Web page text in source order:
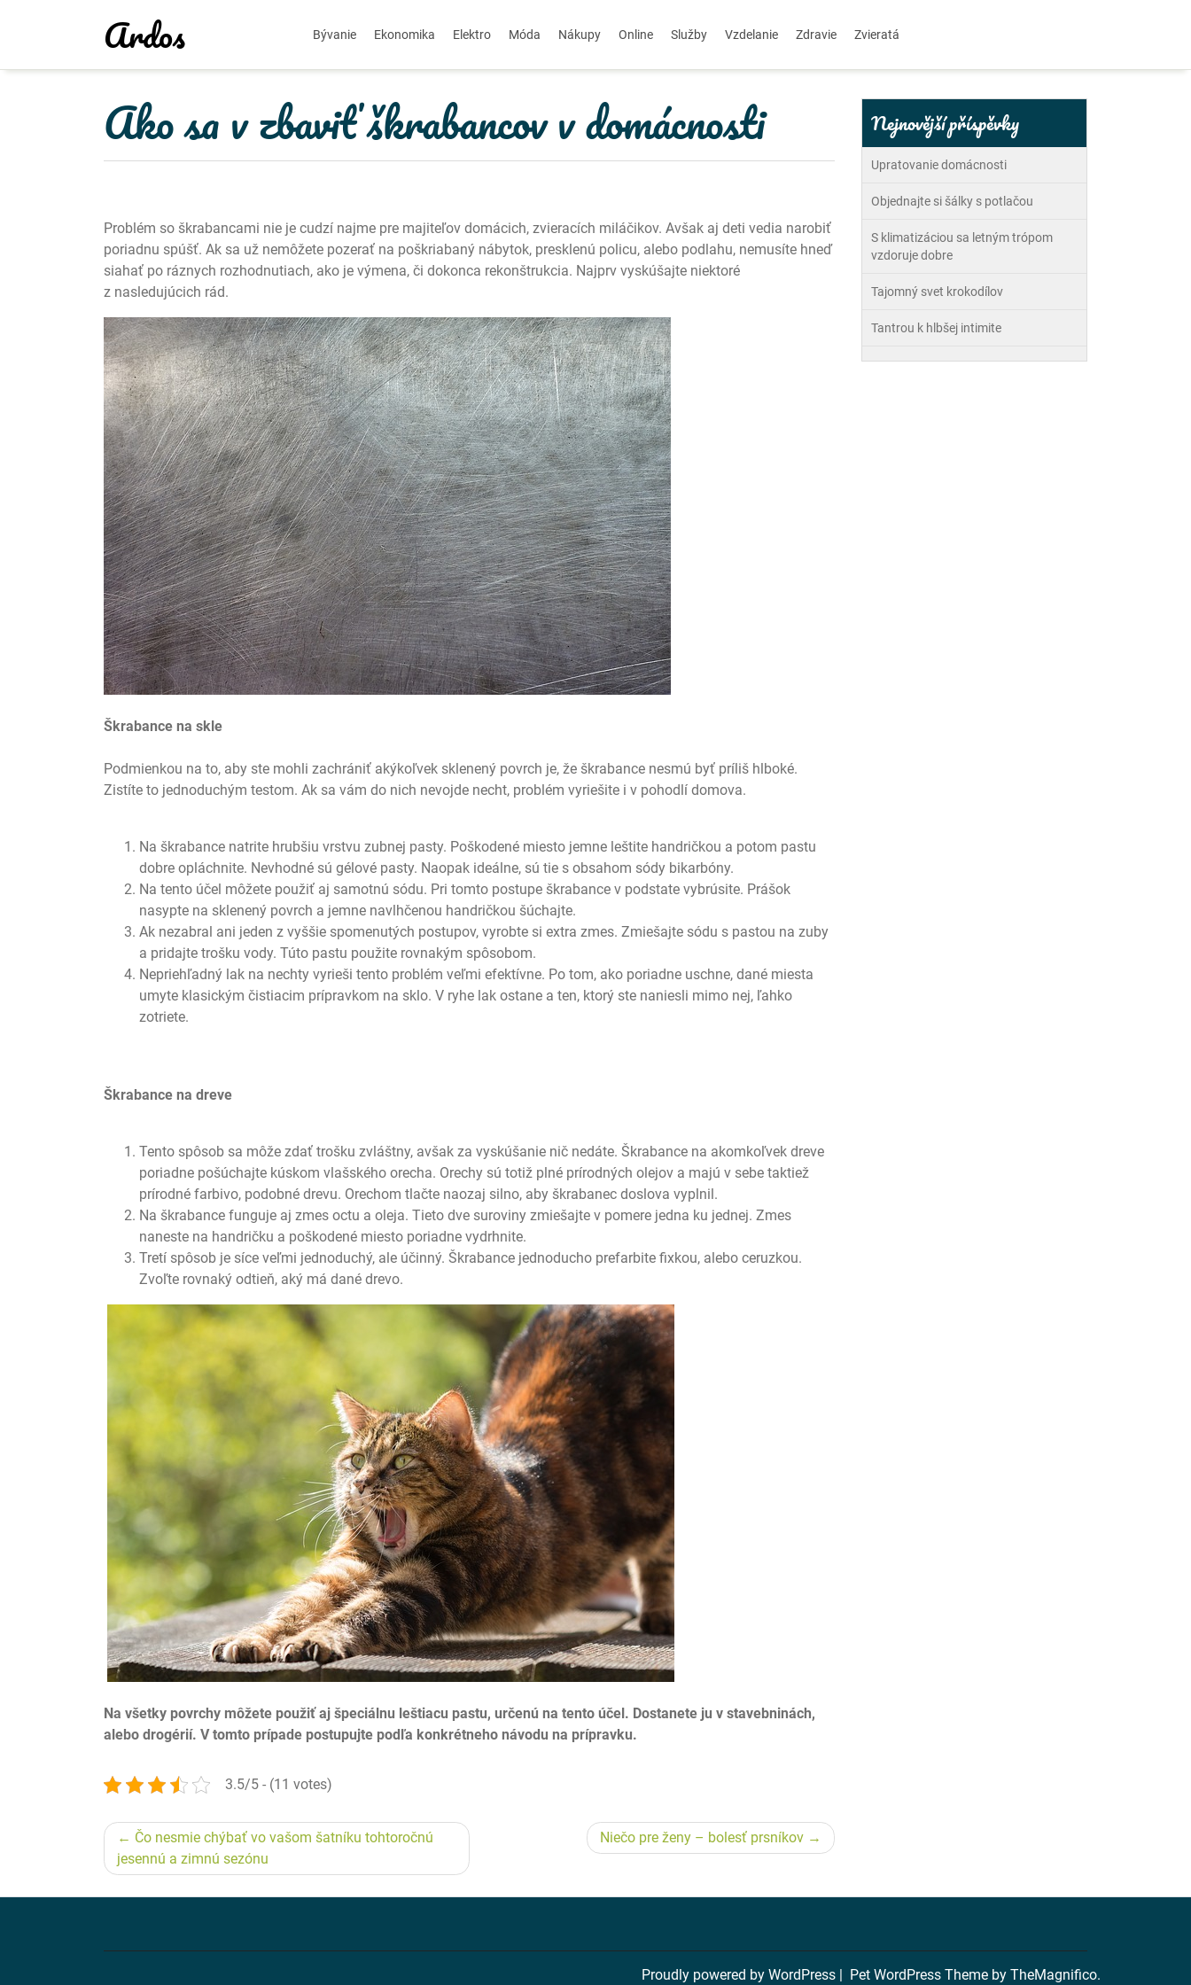
Ardos Bývanie Ekonomika Elektro Móda Nákupy Online Služby Vzdelanie Zdravie Zvieratá
Ako sa v zbaviť škrabancov v domácnosti
Problém so škrabancami nie je cudzí najme pre majiteľov domácich, zvieracích miláčikov. Avšak aj deti vedia narobiť
poriadnu spúšť. Ak sa už nemôžete pozerať na poškriabaný nábytok, presklenú policu, alebo podlahu, nemusíte hneď
siahať po ráznych rozhodnutiach, ako je výmena, či dokonca rekonštrukcia. Najprv vyskúšajte niektoré
z nasledujúcich rád.
Škrabance na skle
Podmienkou na to, aby ste mohli zachrániť akýkoľvek sklenený povrch je, že škrabance nesmú byť príliš hlboké.
Zistíte to jednoduchým testom. Ak sa vám do nich nevojde necht, problém vyriešite i v pohodlí domova.
Na škrabance natrite hrubšiu vrstvu zubnej pasty. Poškodené miesto jemne leštite handričkou a potom pastu
dobre opláchnite. Nevhodné sú gélové pasty. Naopak ideálne, sú tie s obsahom sódy bikarbóny.
Na tento účel môžete použiť aj samotnú sódu. Pri tomto postupe škrabance v podstate vybrúsite. Prášok
nasypte na sklenený povrch a jemne navlhčenou handričkou šúchajte.
Ak nezabral ani jeden z vyššie spomenutých postupov, vyrobte si extra zmes. Zmiešajte sódu s pastou na zuby
a pridajte trošku vody. Túto pastu použite rovnakým spôsobom.
Nepriehľadný lak na nechty vyrieši tento problém veľmi efektívne. Po tom, ako poriadne uschne, dané miesta
umyte klasickým čistiacim prípravkom na sklo. V ryhe lak ostane a ten, ktorý ste naniesli mimo nej, ľahko
zotriete.
Škrabance na dreve
Tento spôsob sa môže zdať trošku zvláštny, avšak za vyskúšanie nič nedáte. Škrabance na akomkoľvek dreve
poriadne pošúchajte kúskom vlašského orecha. Orechy sú totiž plné prírodných olejov a majú v sebe taktiež
prírodné farbivo, podobné drevu. Orechom tlačte naozaj silno, aby škrabanec doslova vyplnil.
Na škrabance funguje aj zmes octu a oleja. Tieto dve suroviny zmiešajte v pomere jedna ku jednej. Zmes
naneste na handričku a poškodené miesto poriadne vydrhnite.
Tretí spôsob je síce veľmi jednoduchý, ale účinný. Škrabance jednoducho prefarbite fixkou, alebo ceruzkou.
Zvoľte rovnaký odtieň, aký má dané drevo.
Na všetky povrchy môžete použiť aj špeciálnu leštiacu pastu, určenú na tento účel. Dostanete ju v stavebninách,
alebo drogérií. V tomto prípade postupujte podľa konkrétneho návodu na prípravku.
3.5/5 - (11 votes)
Navigace
pro
příspěvek
Čo nesmie chýbať vo vašom šatníku tohtoročnú
jesennú a zimnú sezónu
Niečo pre ženy – bolesť prsníkov
Nejnovější příspěvky
Upratovanie domácnosti
Objednajte si šálky s potlačou
S klimatizáciou sa letným trópom
vzdoruje dobre
Tajomný svet krokodílov
Tantrou k hlbšej intimite
Proudly powered by WordPress | Pet WordPress Theme by TheMagnifico.